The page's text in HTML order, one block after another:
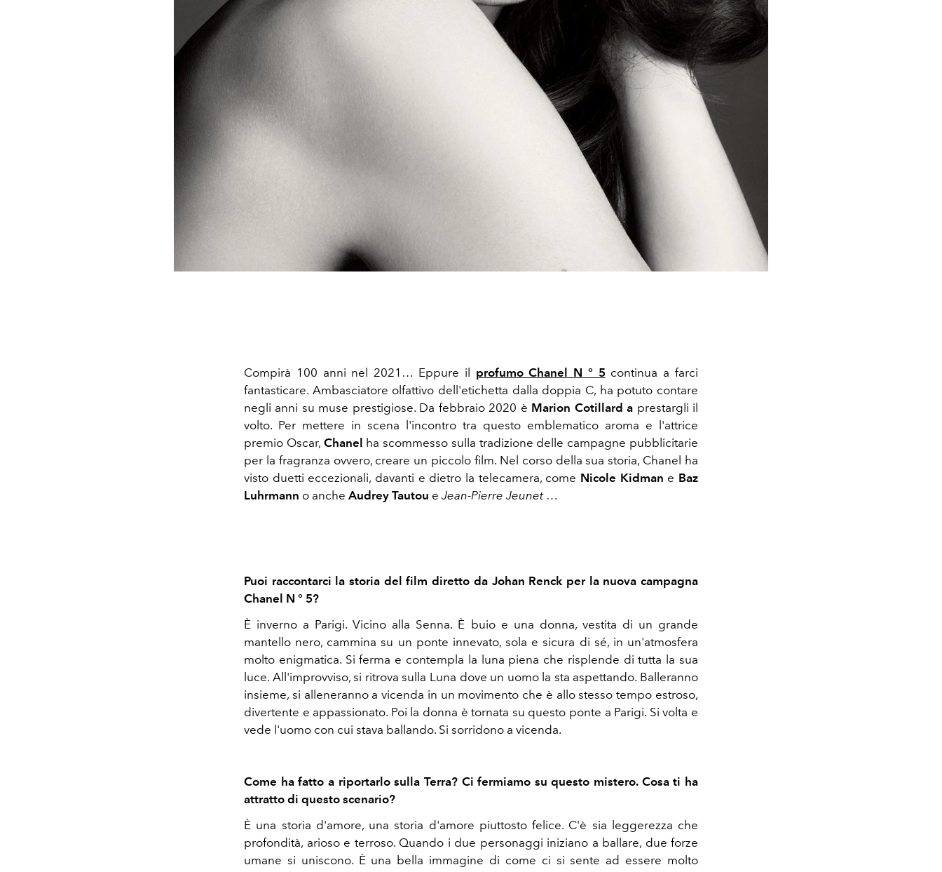
Compirà 100 anni nel 2021… Eppure il profumo Chanel N ° 5 continua a farci
fantasticare. Ambasciatore olfattivo dell'etichetta dalla doppia C, ha potuto contare
negli anni su muse prestigiose. Da febbraio 2020 è Marion Cotillard a prestargli il
volto. Per mettere in scena l'incontro tra questo emblematico aroma e l'attrice
premio Oscar, Chanel ha scommesso sulla tradizione delle campagne pubblicitarie
per la fragranza ovvero, creare un piccolo film. Nel corso della sua storia, Chanel ha
visto duetti eccezionali, davanti e dietro la telecamera, come Nicole Kidman e Baz
Luhrmann o anche Audrey Tautou e Jean-Pierre Jeunet…
Puoi raccontarci la storia del film diretto da Johan Renck per la nuova campagna
Chanel N ° 5?
È inverno a Parigi. Vicino alla Senna. È buio e una donna, vestita di un grande
mantello nero, cammina su un ponte innevato, sola e sicura di sé, in un'atmosfera
molto enigmatica. Si ferma e contempla la luna piena che risplende di tutta la sua
luce. All'improvviso, si ritrova sulla Luna dove un uomo la sta aspettando. Balleranno
insieme, si alleneranno a vicenda in un movimento che è allo stesso tempo estroso,
divertente e appassionato. Poi la donna è tornata su questo ponte a Parigi. Si volta e
vede l'uomo con cui stava ballando. Si sorridono a vicenda.
Come ha fatto a riportarlo sulla Terra? Ci fermiamo su questo mistero. Cosa ti ha
attratto di questo scenario?
È una storia d'amore, una storia d'amore piuttosto felice. C'è sia leggerezza che
profondità, arioso e terroso. Quando i due personaggi iniziano a ballare, due forze
umane si uniscono. È una bella immagine di come ci si sente ad essere molto